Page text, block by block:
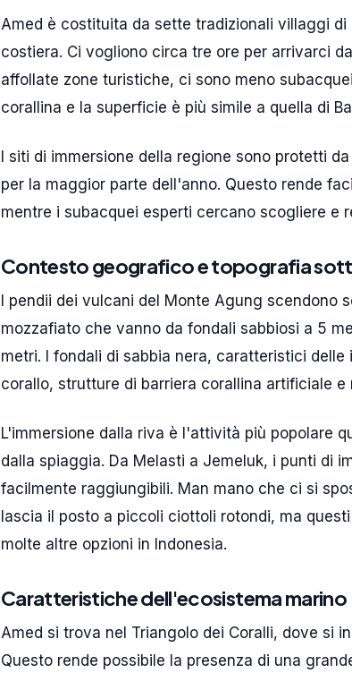
Amed è costituita da sette tradizionali villaggi
costiera. Ci vogliono circa tre ore per arrivarci
affollate zone turistiche, ci sono meno
corallina e la superficie è più simile a quella di
I siti di immersione della regione sono protetti
per la maggior parte dell'anno. Questo rende
mentre i subacquei esperti cercano scogliere e
Contesto geografico e topografia
I pendii dei vulcani del Monte Agung
mozzafiato che vanno da fondali sabbiosi a 5
metri. I fondali di sabbia nera, caratteristici
corallo, strutture di barriera corallina artificiale e
L'immersione dalla riva è l'attività più popolare
dalla spiaggia. Da Melasti a Jemeluk, i punti di
facilmente raggiungibili. Man mano che ci si
lascia il posto a piccoli ciottoli rotondi, ma
molte altre opzioni in Indonesia.
Caratteristiche dell'ecosistema marino
Amed si trova nel Triangolo dei Coralli, dove si
Questo rende possibile la presenza di una